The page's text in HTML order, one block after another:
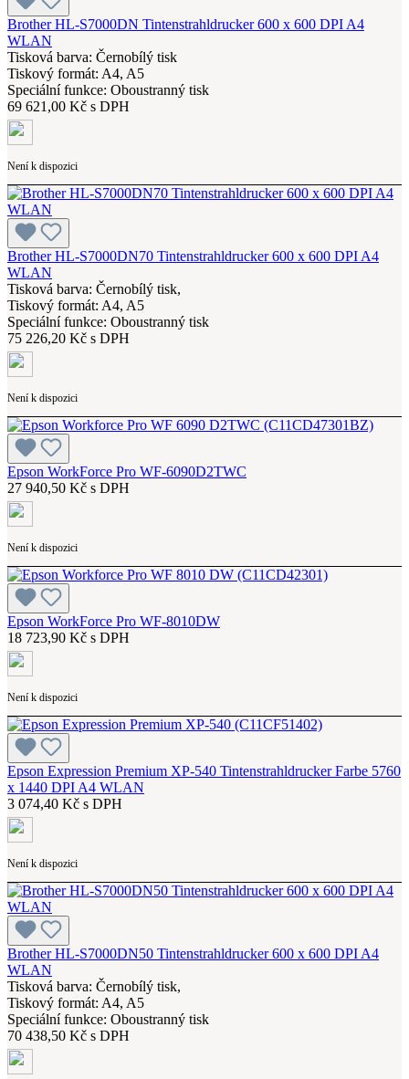
Brother HL-S7000DN Tintenstrahldrucker 600 x 600 DPI A4
WLAN
Tisková barva: Černobílý tisk
Tiskový formát: A4, A5
Speciální funkce: Oboustranný tisk
69 621,00 Kč s DPH
Není k dispozici
Brother HL-S7000DN70 Tintenstrahldrucker 600 x 600 DPI A4
WLAN
Tisková barva: Černobílý tisk,
Tiskový formát: A4, A5
Speciální funkce: Oboustranný tisk
75 226,20 Kč s DPH
Není k dispozici
Epson WorkForce Pro WF-6090D2TWC
27 940,50 Kč s DPH
Není k dispozici
Epson WorkForce Pro WF-8010DW
18 723,90 Kč s DPH
Není k dispozici
Epson Expression Premium XP-540 Tintenstrahldrucker Farbe 5760
x 1440 DPI A4 WLAN
3 074,40 Kč s DPH
Není k dispozici
Brother HL-S7000DN50 Tintenstrahldrucker 600 x 600 DPI A4
WLAN
Tisková barva: Černobílý tisk,
Tiskový formát: A4, A5
Speciální funkce: Oboustranný tisk
70 438,50 Kč s DPH